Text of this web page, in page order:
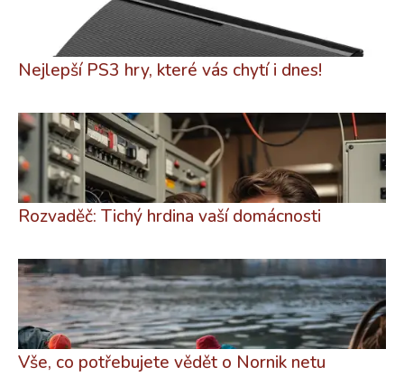
Nejlepší PS3 hry, které vás chytí i dnes!
Rozvaděč: Tichý hrdina vaší domácnosti
Vše, co potřebujete vědět o Nornik netu